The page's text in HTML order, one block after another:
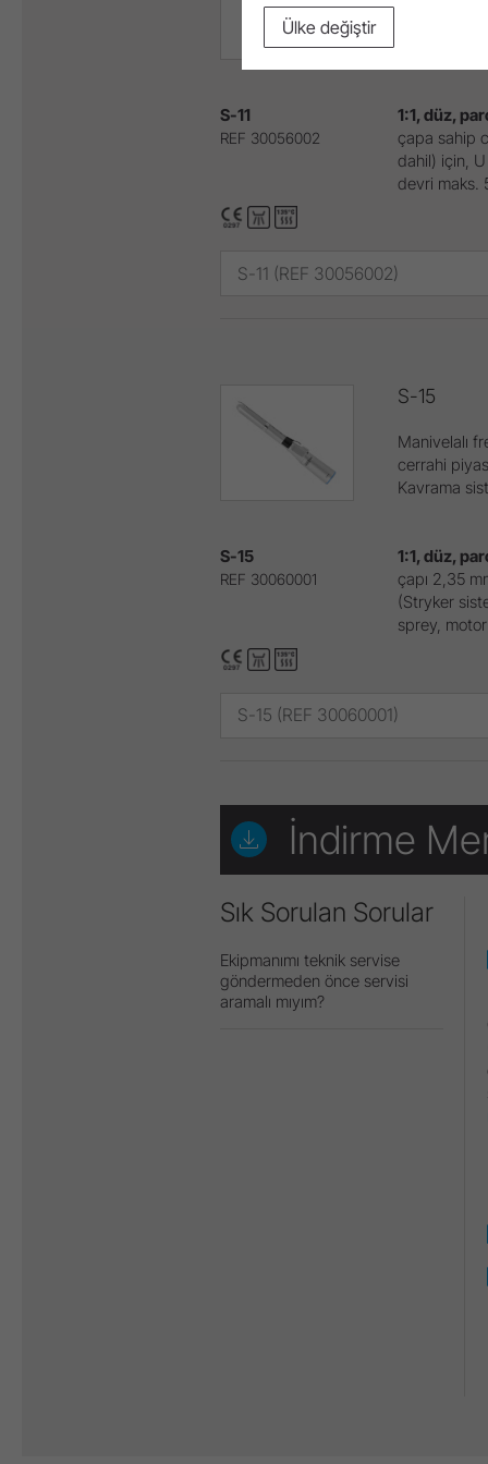
S-11
REF 30056002
1:1, düz,
çapa sahip
dahil) için,
devri maks.
S-11 (REF 30056002)
S-15
Manivelalı
cerrahi
Kavrama
S-15
REF 30060001
1:1, düz,
çapı 2,35
(Stryker
sprey,
S-15 (REF 30060001)
İndirme
Sık Sorulan Sorular
Ekipmanımı teknik servise
göndermeden önce servisi
aramalı mıyım?
Ülke değiştir